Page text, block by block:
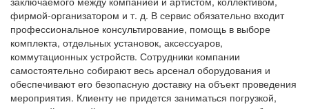
фирмой-организатором и т. д. В сервис обязательно входит
профессиональное консультирование, помощь в выборе
комплекта, отдельных установок, аксессуаров,
коммутационных устройств. Сотрудники компании
самостоятельно собирают весь арсенал оборудования и
обеспечивают его безопасную доставку на объект проведения
мероприятия. Клиенту не придется заниматься погрузкой,